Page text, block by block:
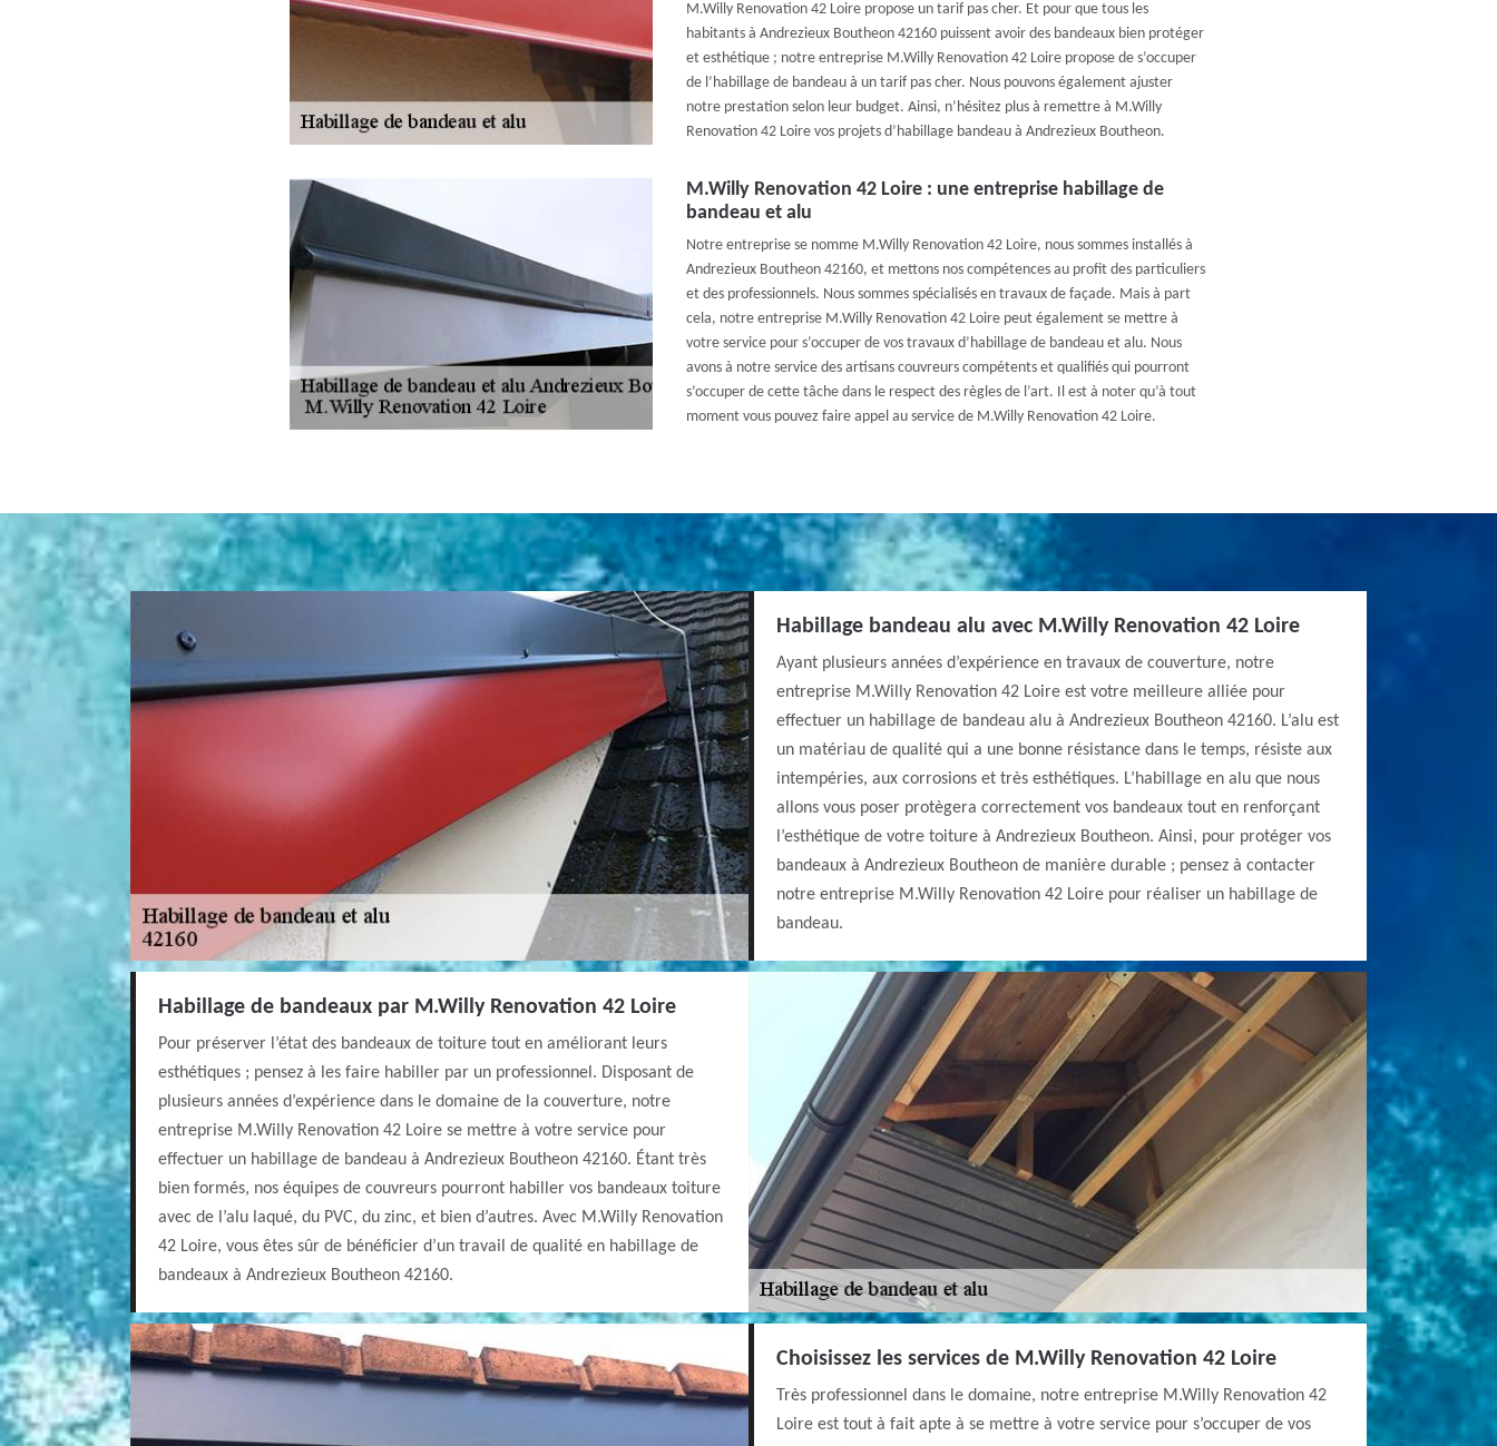
M.Willy Renovation 42 Loire propose un tarif pas cher. Et pour que tous les
habitants à Andrezieux Boutheon 42160 puissent avoir des bandeaux bien protéger
et esthétique ; notre entreprise M.Willy Renovation 42 Loire propose de s’occuper
de l’habillage de bandeau à un tarif pas cher. Nous pouvons également ajuster
notre prestation selon leur budget. Ainsi, n’hésitez plus à remettre à M.Willy
Renovation 42 Loire vos projets d’habillage bandeau à Andrezieux Boutheon.
M.Willy Renovation 42 Loire : une entreprise habillage de
bandeau et alu
Notre entreprise se nomme M.Willy Renovation 42 Loire, nous sommes installés à
Andrezieux Boutheon 42160, et mettons nos compétences au profit des particuliers
et des professionnels. Nous sommes spécialisés en travaux de façade. Mais à part
cela, notre entreprise M.Willy Renovation 42 Loire peut également se mettre à
votre service pour s’occuper de vos travaux d’habillage de bandeau et alu. Nous
avons à notre service des artisans couvreurs compétents et qualifiés qui pourront
s’occuper de cette tâche dans le respect des règles de l’art. Il est à noter qu’à tout
moment vous pouvez faire appel au service de M.Willy Renovation 42 Loire.
Habillage bandeau alu avec M.Willy Renovation 42 Loire
Ayant plusieurs années d’expérience en travaux de couverture, notre
entreprise M.Willy Renovation 42 Loire est votre meilleure alliée pour
effectuer un habillage de bandeau alu à Andrezieux Boutheon 42160. L’alu est
un matériau de qualité qui a une bonne résistance dans le temps, résiste aux
intempéries, aux corrosions et très esthétiques. L’habillage en alu que nous
allons vous poser protègera correctement vos bandeaux tout en renforçant
l’esthétique de votre toiture à Andrezieux Boutheon. Ainsi, pour protéger vos
bandeaux à Andrezieux Boutheon de manière durable ; pensez à contacter
notre entreprise M.Willy Renovation 42 Loire pour réaliser un habillage de
bandeau.
Habillage de bandeaux par M.Willy Renovation 42 Loire
Pour préserver l’état des bandeaux de toiture tout en améliorant leurs
esthétiques ; pensez à les faire habiller par un professionnel. Disposant de
plusieurs années d’expérience dans le domaine de la couverture, notre
entreprise M.Willy Renovation 42 Loire se mettre à votre service pour
effectuer un habillage de bandeau à Andrezieux Boutheon 42160. Étant très
bien formés, nos équipes de couvreurs pourront habiller vos bandeaux toiture
avec de l’alu laqué, du PVC, du zinc, et bien d’autres. Avec M.Willy Renovation
42 Loire, vous êtes sûr de bénéficier d’un travail de qualité en habillage de
bandeaux à Andrezieux Boutheon 42160.
Choisissez les services de M.Willy Renovation 42 Loire
Très professionnel dans le domaine, notre entreprise M.Willy Renovation 42
Loire est tout à fait apte à se mettre à votre service pour s’occuper de vos